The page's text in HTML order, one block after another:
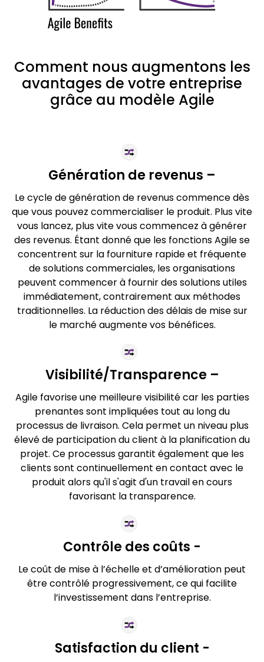
Comment nous augmentons les
avantages de votre entreprise
grâce au modèle Agile
Génération de revenus –
Le cycle de génération de revenus commence dès
que vous pouvez commercialiser le produit. Plus vite
vous lancez, plus vite vous commencez à générer
des revenus. Étant donné que les fonctions Agile se
concentrent sur la fourniture rapide et fréquente
de solutions commerciales, les organisations
peuvent commencer à fournir des solutions utiles
immédiatement, contrairement aux méthodes
traditionnelles. La réduction des délais de mise sur
le marché augmente vos bénéfices.
Visibilité/Transparence –
Agile favorise une meilleure visibilité car les parties
prenantes sont impliquées tout au long du
processus de livraison. Cela permet un niveau plus
élevé de participation du client à la planification du
projet. Ce processus garantit également que les
clients sont continuellement en contact avec le
produit alors qu'il s'agit d'un travail en cours
favorisant la transparence.
Contrôle des coûts -
Le coût de mise à l’échelle et d’amélioration peut
être contrôlé progressivement, ce qui facilite
l’investissement dans l’entreprise.
Satisfaction du client -